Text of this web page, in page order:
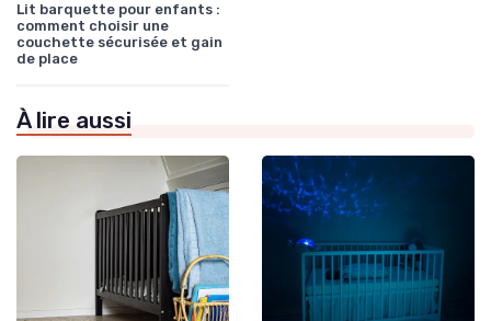
Lit barquette pour enfants :
comment choisir une
couchette sécurisée et gain
de place
À lire aussi